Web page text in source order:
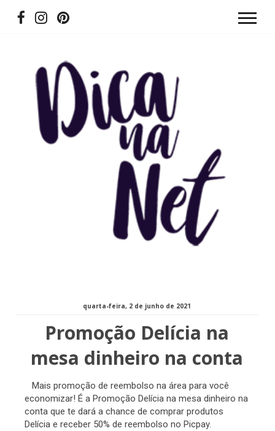
quarta-feira, 2 de junho de 2021
Promoção Delícia na
mesa dinheiro na conta
Mais promoção de reembolso na área para você
economizar! É a Promoção Delícia na mesa dinheiro na
conta que te dará a chance de comprar produtos
Delícia e receber 50% de reembolso no Picpay.